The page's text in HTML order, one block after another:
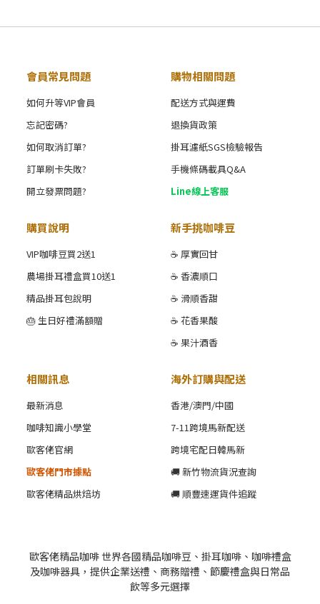
會員常見問題
如何升等VIP會員
忘記密碼?
如何取消訂單?
訂單刷卡失敗?
開立發票問題?
購物相關問題
配送方式與運費
退換貨政策
掛耳濾紙SGS檢驗報告
手機條碼載具Q&A
Line線上客服
購買說明
VIP咖啡豆買2送1
農場掛耳禮盒買10送1
精品掛耳包說明
🎂 生日好禮滿額贈
新手挑咖啡豆
☕ 厚實回甘
☕ 香濃順口
☕ 滑順香甜
☕ 花香果酸
☕ 果汁酒香
相關訊息
最新消息
咖啡知識小學堂
歐客佬官網
歐客佬門市據點
歐客佬精品烘焙坊
海外訂購與配送
香港/澳門/中國
7-11跨境馬新配送
跨境宅配日韓馬新
🚚 新竹物流貨況查詢
🚚 順豐速運貨件追蹤
歐客佬精品咖啡 世界各國精品咖啡豆、掛耳咖啡、咖啡禮盒
及咖啡器具，提供企業送禮、商務贈禮、節慶禮盒與日常品
飲等多元選擇